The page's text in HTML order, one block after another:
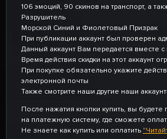
106 эмоций, 90 скинов на транспорт, а
Разрушитель
Морской Синий и Фиолетовый Призрак
При публикации аккаунт был проверен
Данный аккаунт Вам передается вместе с
Время действия скидки на этот аккаунт
При покупке обязательно укажите
электронной почты
Также смотрите наши другие наши
После нажатия кнопки купить, вы будете
на платежную систему, где сможете
Не знаете как купить или оплатить